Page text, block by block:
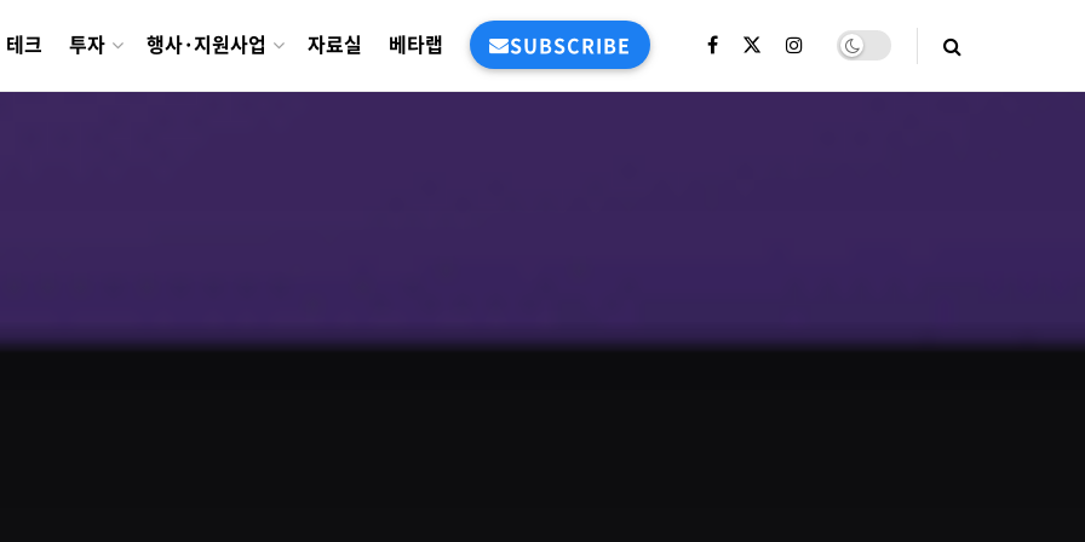
테크 투자 행사·지원사업 자료실 베타랩 SUBSCRIBE